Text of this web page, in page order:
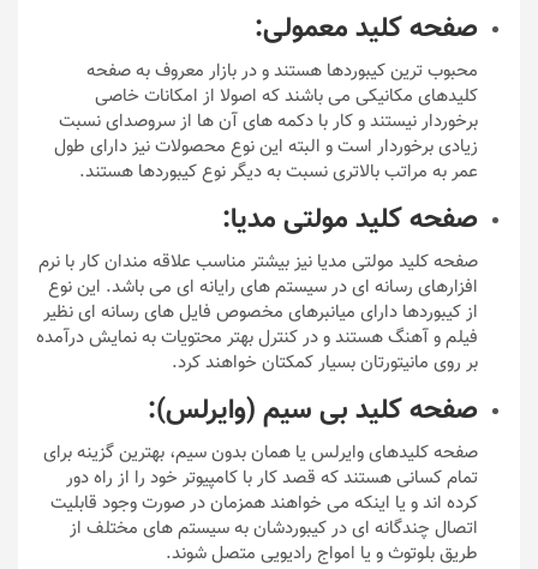
صفحه کلید معمولی:
محبوب ترین کیبوردها هستند و در بازار معروف به صفحه
کلیدهای مکانیکی می باشند که اصولا از امکانات خاصی
برخوردار نیستند و کار با دکمه های آن ها از سروصدای نسبت
زیادی برخوردار است و البته این نوع محصولات نیز دارای طول
عمر به مراتب بالاتری نسبت به دیگر نوع کیبوردها هستند.
صفحه کلید مولتی مدیا:
صفحه کلید مولتی مدیا نیز بیشتر مناسب علاقه مندان کار با نرم
افزارهای رسانه ای در سیستم های رایانه ای می باشد. این نوع
از کیبوردها دارای میانبرهای مخصوص فایل های رسانه ای نظیر
فیلم و آهنگ هستند و در کنترل بهتر محتویات به نمایش درآمده
بر روی مانیتورتان بسیار کمکتان خواهند کرد.
صفحه کلید بی سیم (وایرلس):
صفحه کلیدهای وایرلس یا همان بدون سیم، بهترین گزینه برای
تمام کسانی هستند که قصد کار با کامپیوتر خود را از راه دور
کرده اند و یا اینکه می خواهند همزمان در صورت وجود قابلیت
اتصال چندگانه ای در کیبوردشان به سیستم های مختلف از
طریق بلوتوث و یا امواج رادیویی متصل شوند.